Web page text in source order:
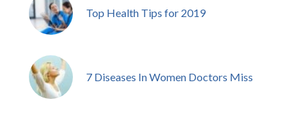
Top Health Tips for 2019
7 Diseases In Women Doctors Miss